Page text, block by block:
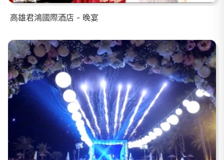
高雄君鴻國際酒店 - 晚宴